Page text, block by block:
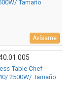
Tamaño
Avísame
Table Chef
2500W/ Tamaño